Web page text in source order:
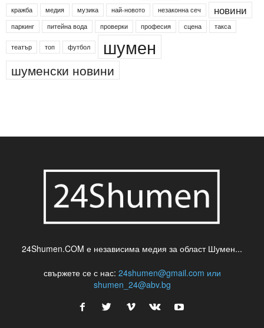
кражба медия музика най-новото незаконна сеч новини
паркинг питейна вода проверки професия сцена такса
театър топ футбол шумен
шуменски новини
24Shumen.COM е независима медия за област Шумен...
свържете се с нас: 24shumen@gmail.com или
shumen_24@abv.bg